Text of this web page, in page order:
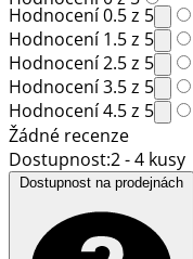
Hodnocení 0.5 z 5
Hodnocení 1.5 z 5
Hodnocení 2.5 z 5
Hodnocení 3.5 z 5
Hodnocení 4.5 z 5
Žádné recenze
Dostupnost:2 - 4 kusy